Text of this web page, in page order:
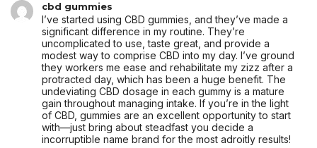
cbd gummies
I’ve started using CBD gummies, and they’ve made a
significant difference in my routine. They’re
uncomplicated to use, taste great, and provide a
modest way to comprise CBD into my day. I’ve ground
they workers me ease and rehabilitate my zizz after a
protracted day, which has been a huge benefit. The
undeviating CBD dosage in each gummy is a mature
gain throughout managing intake. If you’re in the light
of CBD, gummies are an excellent opportunity to start
with—just bring about steadfast you decide a
incorruptible name brand for the most adroitly results!